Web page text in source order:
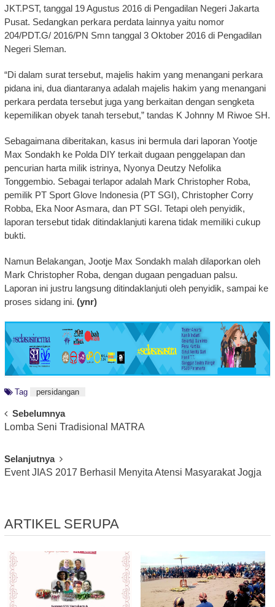
JKT.PST, tanggal 19 Agustus 2016 di Pengadilan Negeri Jakarta
Pusat. Sedangkan perkara perdata lainnya yaitu nomor
204/PDT.G/ 2016/PN Smn tanggal 3 Oktober 2016 di Pengadilan
Negeri Sleman.
“Di dalam surat tersebut, majelis hakim yang menangani perkara
pidana ini, dua diantaranya adalah majelis hakim yang menangani
perkara perdata tersebut juga yang berkaitan dengan sengketa
kepemilikan obyek tanah tersebut,” tandas K Johnny M Riwoe SH.
Sebagaimana diberitakan, kasus ini bermula dari laporan Yootje
Max Sondakh ke Polda DIY terkait dugaan penggelapan dan
pencurian harta milik istrinya, Nyonya Deutzy Nefolika
Tonggembio. Sebagai terlapor adalah Mark Christopher Roba,
pemilik PT Sport Glove Indonesia (PT SGI), Christopher Corry
Robba, Eka Noor Asmara, dan PT SGI. Tetapi oleh penyidik,
laporan tersebut tidak ditindaklanjuti karena tidak memiliki cukup
bukti.
Namun Belakangan, Jootje Max Sondakh malah dilaporkan oleh
Mark Christopher Roba, dengan dugaan pengaduan palsu.
Laporan ini justru langsung ditindaklanjuti oleh penyidik, sampai ke
proses sidang ini. (ynr)
Tag persidangan
Post
Navigation
Sebelumnya
Lomba Seni Tradisional MATRA
Selanjutnya
Event JIAS 2017 Berhasil Menyita Atensi Masyarakat Jogja
ARTIKEL SERUPA